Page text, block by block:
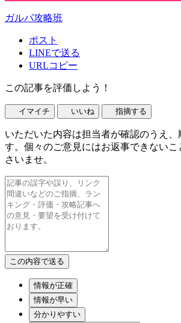
ガルパ攻略班
ポスト
LINEで送る
URLコピー
この記事を評価しよう！
イマイチ いいね 指摘する
いただいた内容は担当者が確認のうえ、
す。個々のご意見にはお返事できない
さいませ。
情報が正確
情報が早い
分かりやすい